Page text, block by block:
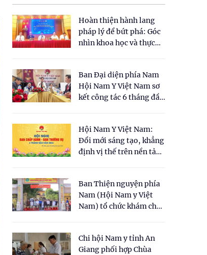
Hoàn thiện hành lang
pháp lý để bứt phá: Góc
nhìn khoa học và thực
cho Luật Y dược cổ
truyền Việt Nam"
Ban Đại diện phía Nam
Hội Nam Y Việt Nam sơ
kết công tác 6 tháng đầu
Hội Nam Y Việt Nam:
Đổi mới sáng tạo, khẳng
định vị thế trên nền tảng
Ban Thiện nguyện phía
Nam (Hội Nam y Việt
Nam) tổ chức khám chữa
dân tại xã Tân Tập
Chi hội Nam y tỉnh An
Giang phối hợp Chùa